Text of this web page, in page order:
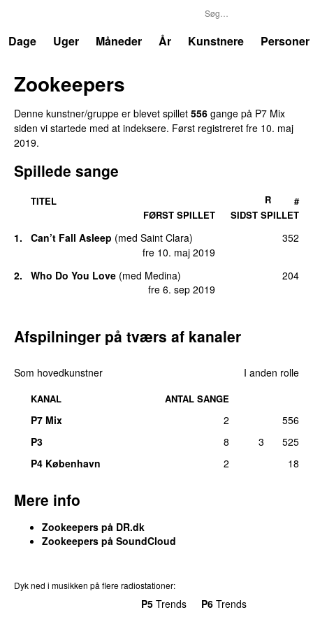
Dage
Uger Måneder År Kunstnere Personer
Zookeepers
Denne kunstner/gruppe er blevet spillet 556 gange på P7 Mix
siden vi startede med at indeksere. Først registreret fre 10. maj
2019.
Spillede sange
TITEL
FØRST SPILLET
SIDST SPILLET
R #
1. Can’t Fall Asleep (med Saint Clara)
fre 10. maj 2019
352
2. Who Do You Love (med Medina)
fre 6. sep 2019
204
Afspilninger på tværs af kanaler
Som hovedkunstner I anden rolle
KANAL ANTAL SANGE
P7 Mix 2
556
P3
8 3
525
P4 København
2 18
Mere info
Zookeepers på DR.dk
Zookeepers på SoundCloud
Dyk ned i musikken på flere radiostationer:
P5 Trends P6 Trends